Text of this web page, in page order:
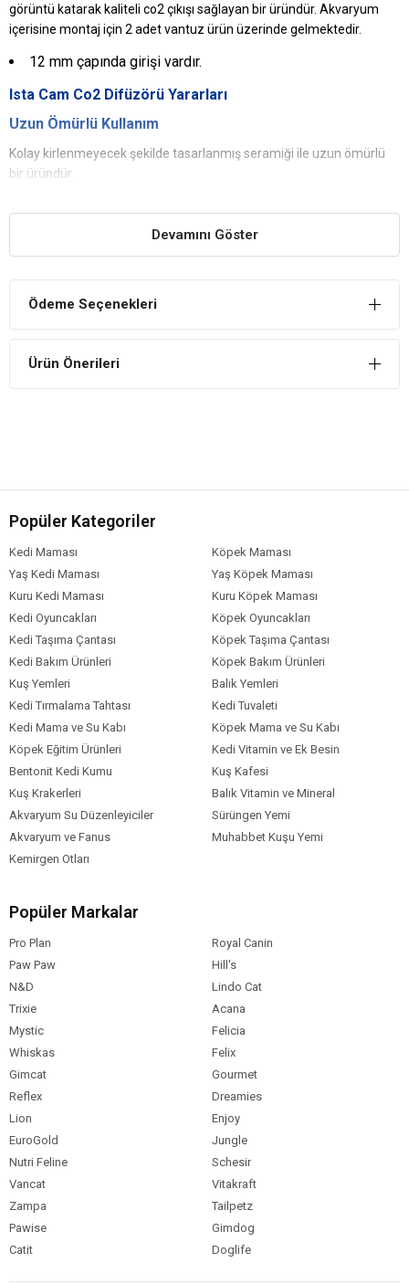
görüntü katarak kaliteli co2 çıkışı sağlayan bir üründür. Akvaryum
içerisine montaj için 2 adet vantuz ürün üzerinde gelmektedir.
12 mm çapında girişi vardır.
Ista Cam Co2 Difüzörü Yararları
Uzun Ömürlü Kullanım
Kolay kirlenmeyecek şekilde tasarlanmış seramiği ile uzun ömürlü
bir üründür.
Akvaryum içerisinde şık bir görüntü katar ve kaliteli co2 çıkışı sağlar.
Kaliteli Malzemeden Üretilmiştir
kolay kolay kirlenmez.
Devamını Göster
Ödeme Seçenekleri
Ürün Önerileri
Popüler Kategoriler
Kedi Maması
Köpek Maması
Yaş Kedi Maması
Yaş Köpek Maması
Kuru Kedi Maması
Kuru Köpek Maması
Kedi Oyuncakları
Köpek Oyuncakları
Kedi Taşıma Çantası
Köpek Taşıma Çantası
Kedi Bakım Ürünleri
Köpek Bakım Ürünleri
Kuş Yemleri
Balık Yemleri
Kedi Tırmalama Tahtası
Kedi Tuvaleti
Kedi Mama ve Su Kabı
Köpek Mama ve Su Kabı
Köpek Eğitim Ürünleri
Kedi Vitamin ve Ek Besin
Bentonit Kedi Kumu
Kuş Kafesi
Kuş Krakerleri
Balık Vitamin ve Mineral
Akvaryum Su Düzenleyiciler
Sürüngen Yemi
Akvaryum ve Fanus
Muhabbet Kuşu Yemi
Kemirgen Otları
Popüler Markalar
Pro Plan
Royal Canin
Paw Paw
Hill's
N&D
Lindo Cat
Trixie
Acana
Mystic
Felicia
Whiskas
Felix
Gimcat
Gourmet
Reflex
Dreamies
Lion
Enjoy
EuroGold
Jungle
Nutri Feline
Schesir
Vancat
Vitakraft
Zampa
Tailpetz
Pawise
Gimdog
Catit
Doglife